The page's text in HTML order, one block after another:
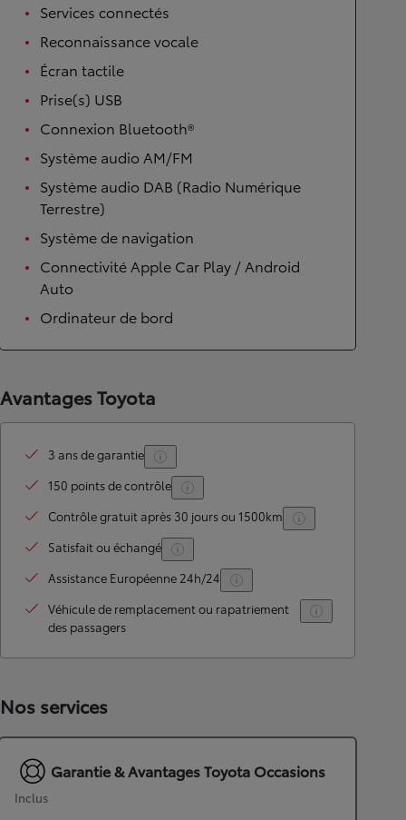
Services connectés
Reconnaissance vocale
Écran tactile
Prise(s) USB
Connexion Bluetooth®
Système audio AM/FM
Système audio DAB (Radio Numérique
Terrestre)
Système de navigation
Connectivité Apple Car Play / Android
Auto
Ordinateur de bord
Avantages Toyota
3 ans de garantie
150 points de contrôle
Contrôle gratuit après 30 jours ou 1500km
Satisfait ou échangé
Assistance Européenne 24h/24
Véhicule de remplacement ou rapatriement
des passagers
Nos services
Garantie & Avantages Toyota Occasions
Inclus